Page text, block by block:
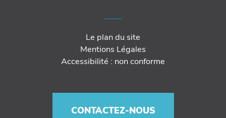
Le plan du site
Mentions Légales
Accessibilité : non conforme
CONTACTEZ-NOUS